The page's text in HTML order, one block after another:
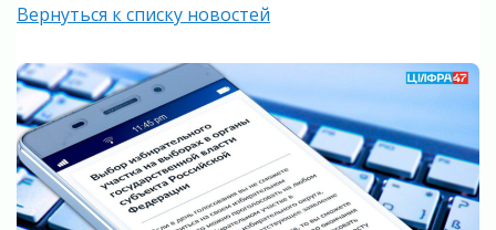
Вернуться к списку новостей